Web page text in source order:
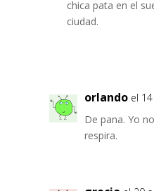
chica pata en el
ciudad.
orlando el
De pana. Yo
respira.